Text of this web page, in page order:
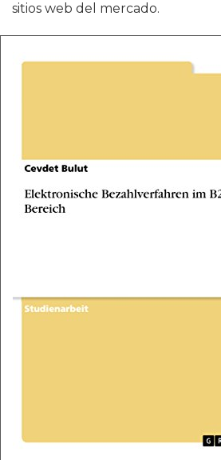
sitios web del mercado.